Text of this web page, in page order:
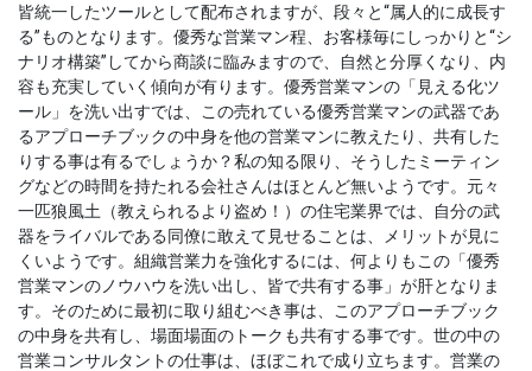
皆統一したツールとして配布されますが、段々と“属人的に成長す
る”ものとなります。優秀な営業マン程、お客様毎にしっかりと“シ
ナリオ構築”してから商談に臨みますので、自然と分厚くなり、内
容も充実していく傾向が有ります。優秀営業マンの「見える化ツ
ール」を洗い出すでは、この売れている優秀営業マンの武器であ
るアプローチブックの中身を他の営業マンに教えたり、共有した
りする事は有るでしょうか？私の知る限り、そうしたミーティン
グなどの時間を持たれる会社さんはほとんど無いようです。元々
一匹狼風土（教えられるより盗め！）の住宅業界では、自分の武
器をライバルである同僚に敢えて見せることは、メリットが見に
くいようです。組織営業力を強化するには、何よりもこの「優秀
営業マンのノウハウを洗い出し、皆で共有する事」が肝となりま
す。そのために最初に取り組むべき事は、このアプローチブック
の中身を共有し、場面場面のトークも共有する事です。世の中の
営業コンサルタントの仕事は、ほぼこれで成り立ちます。営業の